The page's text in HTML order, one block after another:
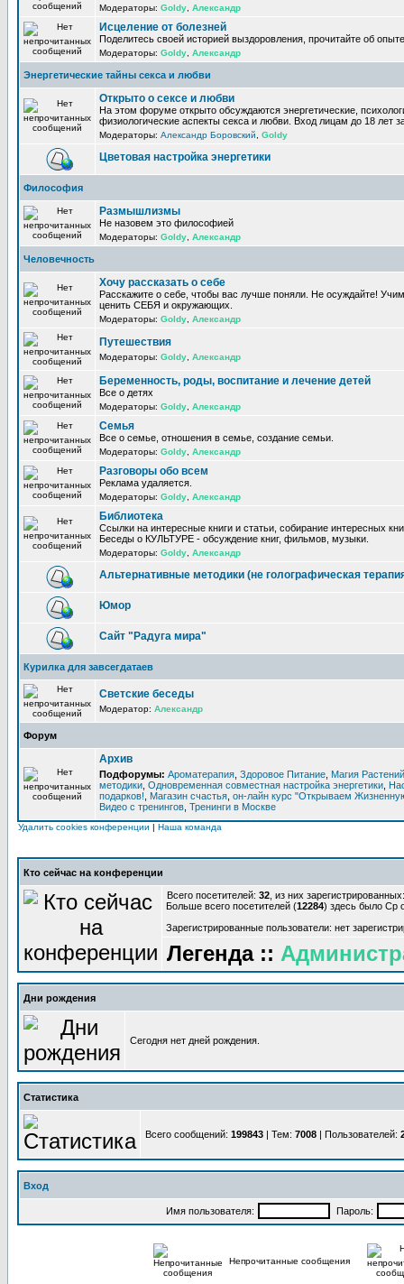
Модераторы: Goldy Александр
Исцеление от болезней
Поделитесь своей историей выздоровления, прочитайте об
Модераторы: Goldy Александр
Энергетические тайны секса и любви
Открыто о сексе и любви
На этом форуме открыто обсуждаются энергетические,
физиологические аспекты секса и любви. Вход лицам до 18 лет
Модераторы: Александр Боровский Goldy
Цветовая настройка энергетики
Философия
Размышлизмы
Не назовем это философией
Модераторы: Goldy Александр
Человечность
Хочу рассказать о себе
Расскажите о себе, чтобы вас лучше поняли. Не осуждайте!
ценить СЕБЯ и окружающих.
Модераторы: Goldy Александр
Путешествия
Модераторы: Goldy Александр
Беременность, роды, воспитание и лечение детей
Все о детях
Модераторы: Goldy Александр
Семья
Все о семье, отношения в семье, создание семьи.
Модераторы: Goldy Александр
Разговоры обо всем
Реклама удаляется.
Модераторы: Goldy Александр
Библиотека
Ссылки на интересные книги и статьи, собирание интересных
Беседы о КУЛЬТУРЕ - обсуждение книг, фильмов, музыки.
Модераторы: Goldy Александр
Альтернативные методики (не голографическая
Юмор
Сайт "Радуга мира"
Курилка для завсегдатаев
Светские беседы
Модератор: Александр
Форум
Архив
Подфорумы: Ароматерапия Здоровое Питание Магия Растений
методики Одновременная совместная настройка энергетики
подарков!
Магазин счастья он-лайн курс "Открываем
Видео с тренингов Тренинги в Москве
Удалить cookies конференции | Наша команда
Кто сейчас на конференции
Всего посетителей: 32 , из них
Больше всего посетителей (12284) здесь было Ср
Зарегистрированные пользователи: нет
Легенда ::
Дни рождения
Сегодня нет дней рождения.
Статистика
Всего сообщений: 199843 | Тем: 7008 | Пользователей:
Вход
Имя пользователя: Пароль:
Непрочитанные сообщения